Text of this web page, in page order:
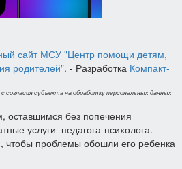
сайт МСУ "Центр помощи детям,
родителей". - Разработка Компакт-
согласия субъекта на обработку персональных данных
без попечения
услуги педагога-психолога.
чтобы проблемы обошли его ребенка